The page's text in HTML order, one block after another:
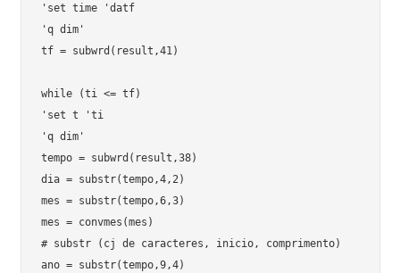
'set time 'datf
'q dim'
tf = subwrd(result,41)
while (ti <= tf)
'set t 'ti
'q dim'
tempo = subwrd(result,38)
dia = substr(tempo,4,2)
mes = substr(tempo,6,3)
mes = convmes(mes)
# substr (cj de caracteres, inicio, comprimento)
ano = substr(tempo,9,4)